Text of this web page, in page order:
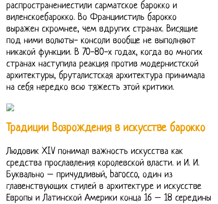
распространениестили сарматское барокко и
виленскоебарокко. Во Франциистиль барокко
выражен скромнее, чем вдругих странах. Висящие
под ними волюты- консоли вообще не выполняют
никакой функции. В 70-80-х годах, когда во многих
странах наступила реакция против модернистской
архитектуры, бруталистская архитектура принимала
на себя нередко всю тяжесть этой критики.
Традиции Возрождения в искусстве барокко
Людовик XIV понимал важность искусства как
средства прославления королевской власти. и И. И.
Буквально – причудливый, barocco, один из
главенствующих стилей в архитектуре и искусстве
Европы и Латинской Америки конца 16 – 18 середины